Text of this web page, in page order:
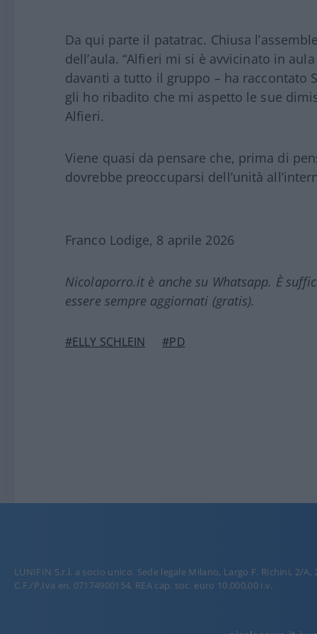
Da qui parte il patatrac. Chiusa
dell’aula. “Alfieri mi si è avvicinato in
davanti a tutto il gruppo – ha raccontato
gli ho ribadito che mi aspetto le sue
Alfieri.
Viene quasi da pensare che, prima di
dovrebbe preoccuparsi dell’unità
Franco Lodige, 8 aprile 2026
Nicolaporro.it è anche su Whatsapp. È
essere sempre aggiornati (gratis).
#ELLY SCHLEIN #PD
LUNIFIN S.r.l. a socio unico. Sede legale Milano, Largo F. Richini, 2/A,
C.F./P.Iva en. 07174900154, REA cap. soc. euro 10.000,00 i.v.